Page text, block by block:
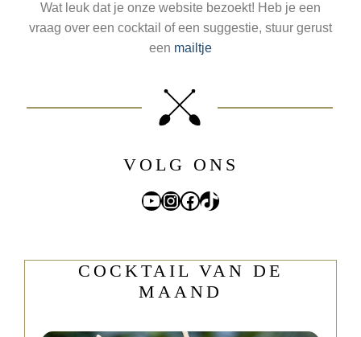
Wat leuk dat je onze website bezoekt! Heb je een
vraag over een cocktail of een suggestie, stuur gerust
een mailtje
VOLG ONS
YouTube
Instagram
Facebook
TikTok
COCKTAIL VAN DE
MAAND